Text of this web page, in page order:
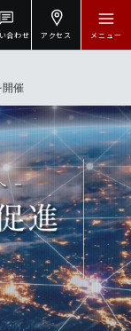
合わせ アクセス メニュー
開催